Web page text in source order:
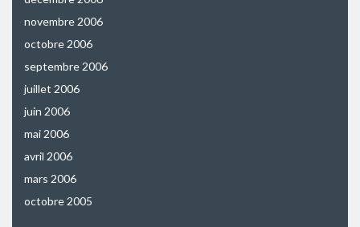
novembre 2006
octobre 2006
septembre 2006
juillet 2006
juin 2006
mai 2006
avril 2006
mars 2006
octobre 2005